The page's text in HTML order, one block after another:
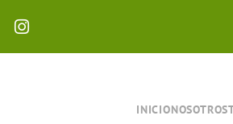
INICIONOSOTROS